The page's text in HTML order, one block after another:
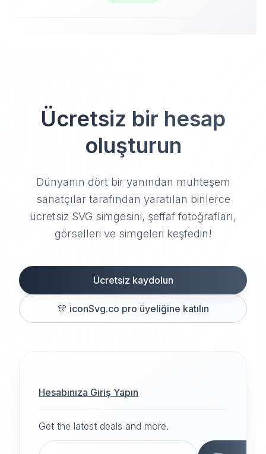
Ücretsiz bir hesap
oluşturun
Dünyanın dört bir yanından muhteşem
sanatçılar tarafından yaratılan binlerce
ücretsiz SVG simgesini, şeffaf fotoğrafları,
görselleri ve simgeleri keşfedin!
Ücretsiz kaydolun
🎊 iconSvg.co pro üyeliğine katılın
Hesabınıza Giriş Yapın
Get the latest deals and more.